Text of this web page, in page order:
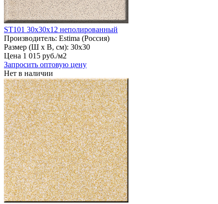
ST101 30х30х12 неполированный
Производитель: Estima (Россия)
Размер (Ш х В, см): 30х30
Цена 1 015 руб./м2
Запросить оптовую цену
Нет в наличии